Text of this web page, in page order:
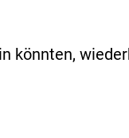
könnten,